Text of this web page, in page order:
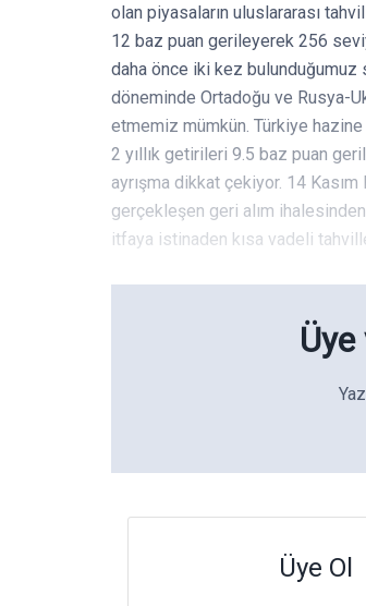
olan piyasaların uluslararası
12 baz puan gerileyerek 256
daha önce iki kez bulunduğumuz
döneminde Ortadoğu ve Rusya-
etmemiz mümkün. Türkiye
2 yıllık getirileri 9.5 baz puan
ayrışma dikkat çekiyor. 14
gerçekleşen geri alım
itfaya istinaden kısa vadeli
Üye Ol